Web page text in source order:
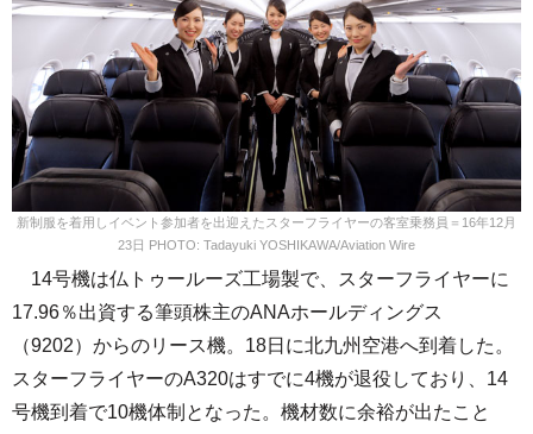
新制服を着用しイベント参加者を出迎えたスターフライヤーの客室乗務員＝16年12月
23日 PHOTO: Tadayuki YOSHIKAWA/Aviation Wire
14号機は仏トゥールーズ工場製で、スターフライヤーに
17.96％出資する筆頭株主のANAホールディングス
（9202）からのリース機。18日に北九州空港へ到着した。
スターフライヤーのA320はすでに4機が退役しており、14
号機到着で10機体制となった。機材数に余裕が出たこと